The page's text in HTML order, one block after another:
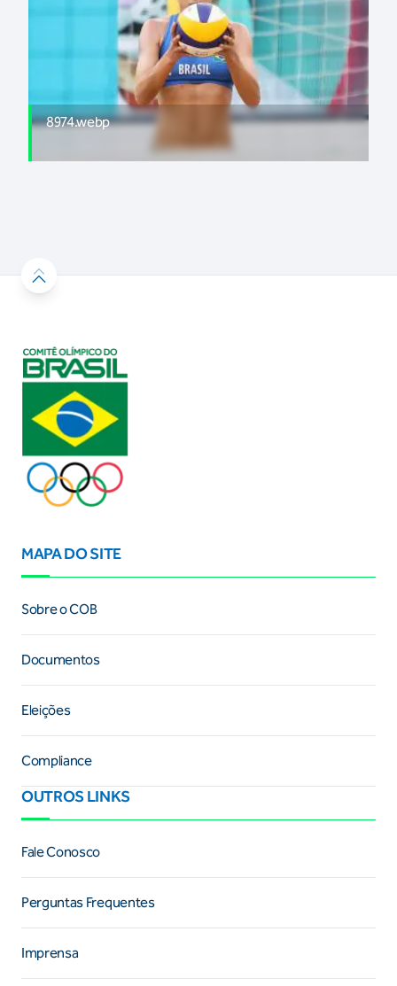
8974.webp
MAPA DO SITE
Sobre o COB
Documentos
Eleições
Compliance
OUTROS LINKS
Fale Conosco
Perguntas Frequentes
Imprensa